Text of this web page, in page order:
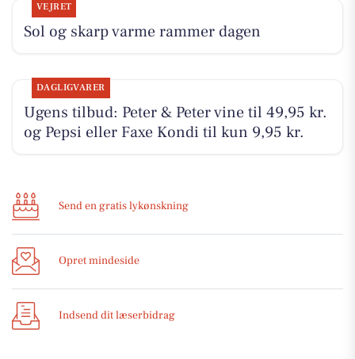
VEJRET
Sol og skarp varme rammer dagen
DAGLIGVARER
Ugens tilbud: Peter & Peter vine til 49,95 kr.
og Pepsi eller Faxe Kondi til kun 9,95 kr.
Send en gratis lykønskning
Opret mindeside
Indsend dit læserbidrag